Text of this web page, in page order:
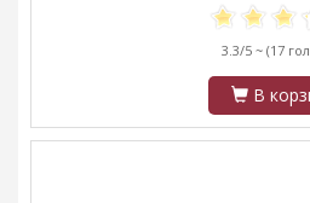
3.3/5 ~ (17
В